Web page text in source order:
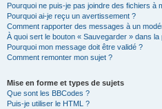
Pourquoi ne puis-je pas joindre des fichiers à
Pourquoi ai-je reçu un avertissement ?
Comment rapporter des messages à un
À quoi sert le bouton « Sauvegarder » dans
Pourquoi mon message doit être validé ?
Comment remonter mon sujet ?
Mise en forme et types de sujets
Que sont les BBCodes ?
Puis-je utiliser le HTML ?